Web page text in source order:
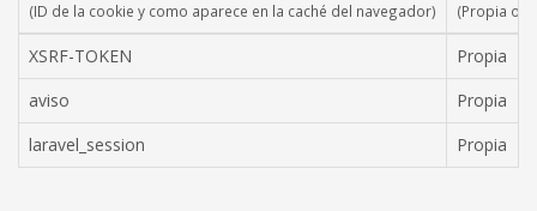
(ID de la cookie y como aparece en la caché del navegador) (Propia o
XSRF-TOKEN
Propia
aviso
Propia
laravel_session
Propia